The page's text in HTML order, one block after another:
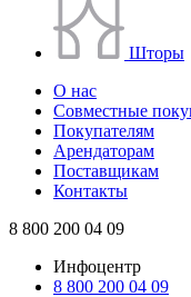
Шторы
О нас
Совместные
Покупателям
Арендаторам
Поставщикам
Контакты
8 800 200 04 09
Инфоцентр
8 800 200 04 09